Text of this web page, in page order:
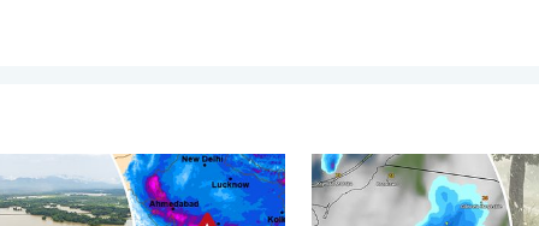
. . woensdag 5 augustus 2026
in delen van Azië. Een buitengewone moesson. . .
Hagel als tennisballen in